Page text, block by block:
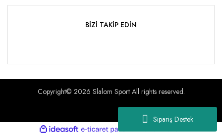
Sipariş Destek
BİZİ TAKİP EDİN
Copyright© 2026 Slalom Sport All rights reserved.
ideasoft